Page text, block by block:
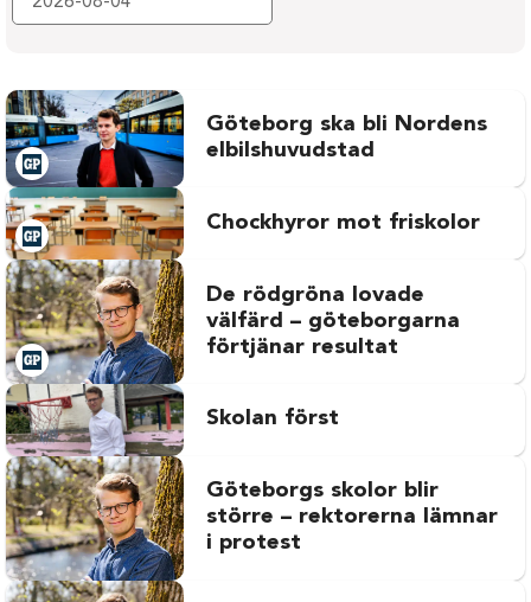
Göteborg ska bli Nordens
elbilshuvudstad
Chockhyror mot friskolor
De rödgröna lovade
välfärd – göteborgarna
förtjänar resultat
Skolan först
Göteborgs skolor blir
större – rektorerna lämnar
i protest